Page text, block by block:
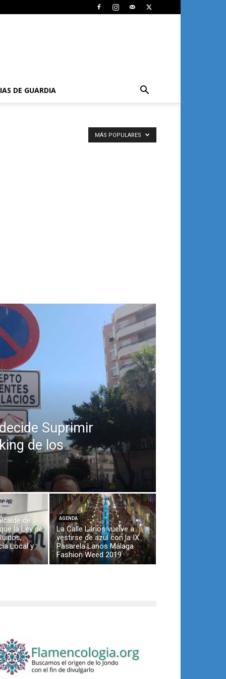
DE GUARDIA
MÁS POPULARES
Suprimir
de los
de
la Ley de
Local y
AGENDA
La Calle Larios vuelve a
vestirse de azul con la IX
Pasarela Larios Málaga
Fashion Weed 2019